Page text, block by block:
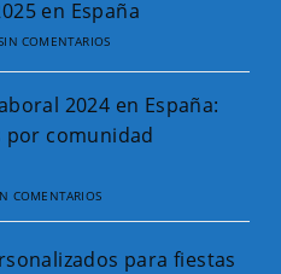
en España
COMENTARIOS
2024 en España:
por comunidad
COMENTARIOS
para fiestas